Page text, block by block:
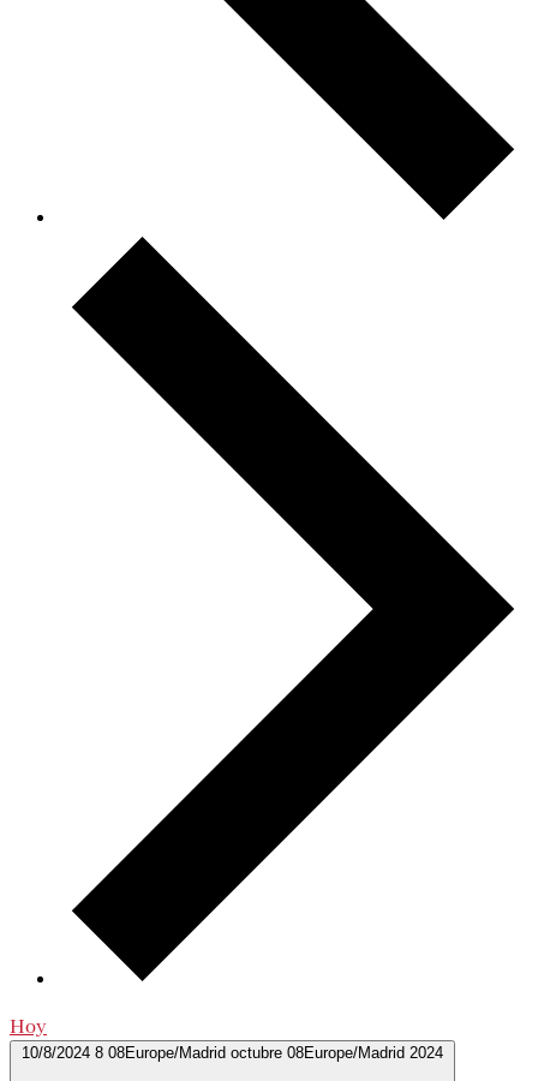
Hoy
10/8/2024 8 08Europe/Madrid octubre 08Europe/Madrid 2024